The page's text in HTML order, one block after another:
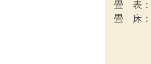
畳　表
畳　床